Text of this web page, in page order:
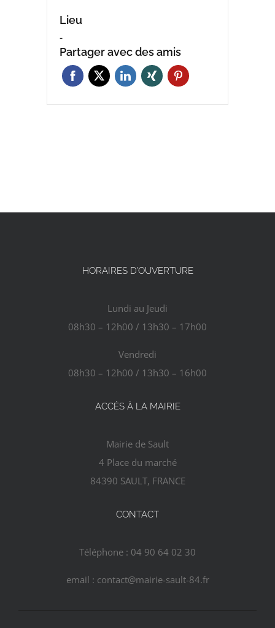
Lieu
-
Partager avec des amis
HORAIRES D’OUVERTURE
Lundi au Jeudi
08h30 – 12h00 / 13h30 – 17h00
Vendredi
08h30 – 12h00 / 13h30 – 16h00
ACCÈS À LA MAIRIE
Mairie de Sault
4 Place du marché
84390 SAULT, FRANCE
CONTACT
Téléphone : 04 90 64 02 30
email : contact@mairie-sault-84.fr